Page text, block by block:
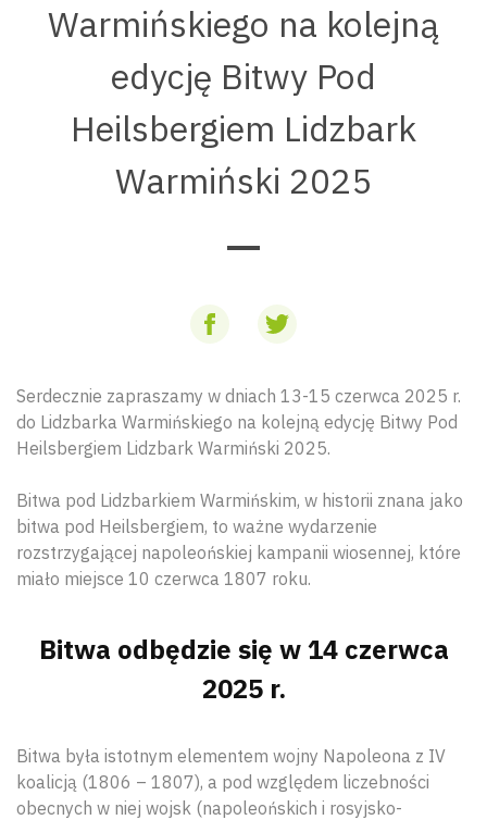
Warmińskiego na kolejną
edycję Bitwy Pod
Heilsbergiem Lidzbark
Warmiński 2025
Serdecznie zapraszamy w dniach 13-15 czerwca 2025 r.
do Lidzbarka Warmińskiego na kolejną edycję Bitwy Pod
Heilsbergiem Lidzbark Warmiński 2025.
Bitwa pod Lidzbarkiem Warmińskim, w historii znana jako
bitwa pod Heilsbergiem, to ważne wydarzenie
rozstrzygającej napoleońskiej kampanii wiosennej, które
miało miejsce 10 czerwca 1807 roku.
Bitwa odbędzie się w 14 czerwca
2025 r.
Bitwa była istotnym elementem wojny Napoleona z IV
koalicją (1806 – 1807), a pod względem liczebności
obecnych w niej wojsk (napoleońskich i rosyjsko-